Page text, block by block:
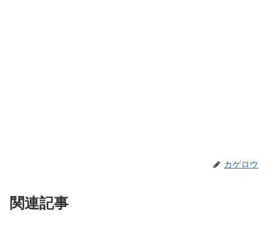
カゲロウ
関連記事